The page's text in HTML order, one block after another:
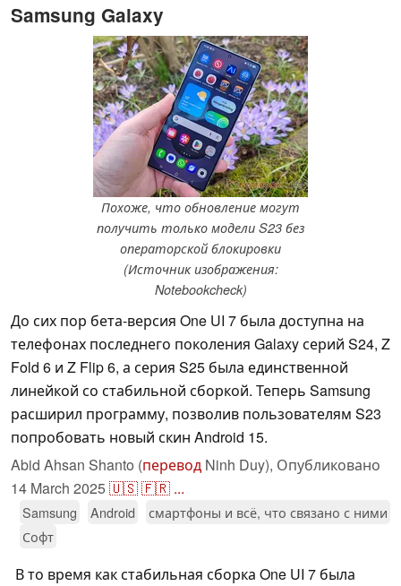
Samsung Galaxy
Похоже, что обновление могут
получить только модели S23 без
операторской блокировки
(Источник изображения:
Notebookcheck)
До сих пор бета-версия One UI 7 была доступна на
телефонах последнего поколения Galaxy серий S24, Z
Fold 6 и Z Flip 6, а серия S25 была единственной
линейкой со стабильной сборкой. Теперь Samsung
расширил программу, позволив пользователям S23
попробовать новый скин Android 15.
Abid Ahsan Shanto (перевод Ninh Duy), Опубликовано
14 March 2025🇺🇸🇫🇷 ...
Samsung Android
смартфоны и всё, что связано с ними
Софт
В то время как стабильная сборка One UI 7 была